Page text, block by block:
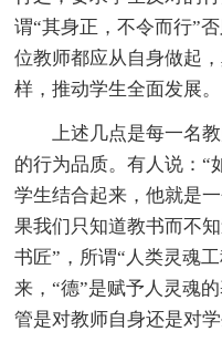
谓“其身正，不令而行”
位教师都应从自身做起
样，推动学生全面发展。
上述几点是每一名
的行为品质。有人说：“
学生结合起来，他就是
果我们只知道教书而不
书匠”，所谓“人类灵魂
来，“德”是赋予人灵魂
管是对教师自身还是对